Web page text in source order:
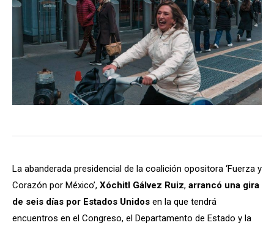
La abanderada presidencial de la coalición opositora ‘Fuerza y
Corazón por México’, Xóchitl Gálvez Ruiz, arrancó una gira
de seis días por Estados Unidos en la que tendrá
encuentros en el Congreso, el Departamento de Estado y la